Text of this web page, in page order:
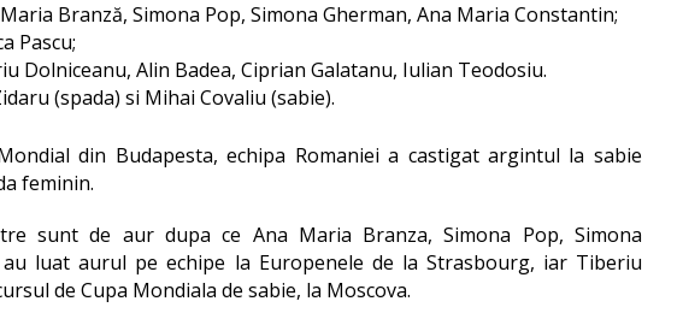
Branză, Simona Pop, Simona Gherman, Ana Maria Constantin;
Pascu;
Dolniceanu, Alin Badea, Ciprian Galatanu, Iulian Teodosiu.
(spada) si Mihai Covaliu (sabie).
din Budapesta, echipa Romaniei a castigat argintul la sabie
feminin.
sunt de aur dupa ce Ana Maria Branza, Simona Pop, Simona
luat aurul pe echipe la Europenele de la Strasbourg, iar Tiberiu
de Cupa Mondiala de sabie, la Moscova.